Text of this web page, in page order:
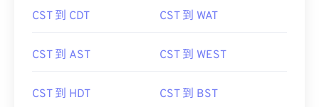
CST 到 CDT CST 到 WAT
CST 到 AST CST 到 WEST
CST 到 HDT CST 到 BST